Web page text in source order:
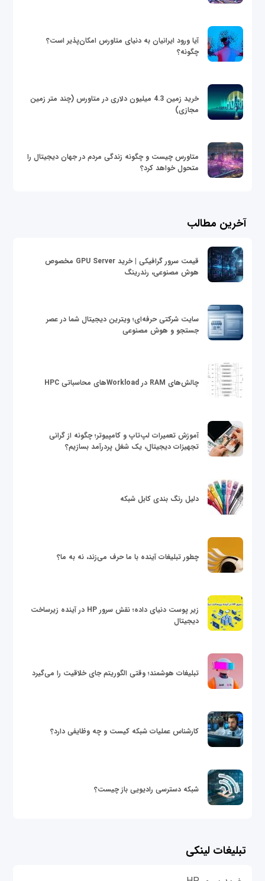
آیا ورود ایرانیان به دنیای متاورس امکان‌پذیر است؟
چگونه؟
خرید زمین 4.3 میلیون دلاری در متاورس (چند متر زمین
مجازی)
متاورس چیست و چگونه زندگی مردم در جهان دیجیتال را
متحول خواهد کرد؟
آخرین مطالب
قیمت سرور گرافیکی | خرید GPU Server مخصوص
هوش مصنوعی، رندرینگ
سایت شرکتی حرفه‌ای؛ ویترین دیجیتال شما در عصر
جستجو و هوش مصنوعی
چالش‌های RAM در Workloadهای محاسباتی HPC
آموزش تعمیرات لپ‌تاپ و کامپیوتر؛ چگونه از گرانی
تجهیزات دیجیتال، یک شغل پردرآمد بسازیم؟
دلیل رنگ بندی کابل شبکه
چطور تبلیغات آینده با ما حرف می‌زند، نه به ما؟
زیر پوست دنیای داده؛ نقش سرور HP در آینده زیرساخت
دیجیتال
تبلیغات هوشمند؛ وقتی الگوریتم جای خلاقیت را می‌گیرد
کارشناس عملیات شبکه کیست و چه وظایفی دارد؟
شبکه دسترسی رادیویی باز چیست؟
تبلیغات لینکی